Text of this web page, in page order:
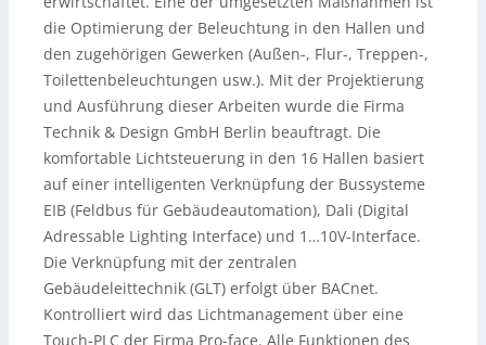
die Optimierung der Beleuchtung in den Hallen und
den zugehörigen Gewerken (Außen-, Flur-, Treppen-,
Toilettenbeleuchtungen usw.). Mit der Projektierung
und Ausführung dieser Arbeiten wurde die Firma
Technik & Design GmbH Berlin beauftragt. Die
komfortable Lichtsteuerung in den 16 Hallen basiert
auf einer intelligenten Verknüpfung der Bussysteme
EIB (Feldbus für Gebäudeautomation), Dali (Digital
Adressable Lighting Interface) und 1…10V-Interface.
Die Verknüpfung mit der zentralen
Gebäudeleittechnik (GLT) erfolgt über BACnet.
Kontrolliert wird das Lichtmanagement über eine
Touch-PLC der Firma Pro-face. Alle Funktionen des